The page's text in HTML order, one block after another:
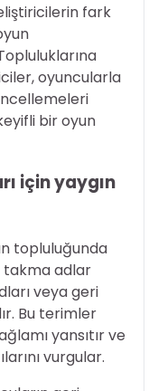
fark
oyuncularla
bir oyun
için yaygın
topluluğunda
takma adlar
veya geri
Bu terimler
yansıtır ve
vurgular.